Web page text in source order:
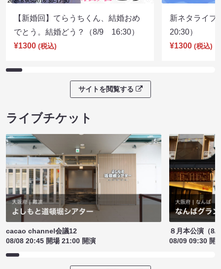
【新婚回】てらうちくん、結婚おめ
でとう。結婚どう？（8/9 16:30）
¥1300 (税込)
新ネタライ
20:30）
¥1300 (税込)
サイトを閲覧する
ライブチケット
cacao channel会議12
08/08 20:45 開場 21:00 開演
８月本公演（8/
08/09 09:30 開